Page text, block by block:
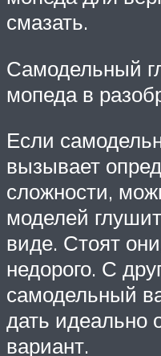
смазать.
Самодельный
мопеда в
Если
вызывает
сложности,
моделей
виде. Стоят
недорого. С
самодельный
дать идеально
вариант.